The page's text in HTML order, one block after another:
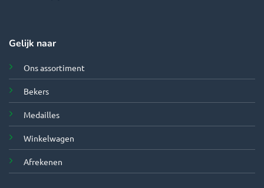
Gelijk naar
Ons assortiment
Bekers
Medailles
Winkelwagen
Afrekenen